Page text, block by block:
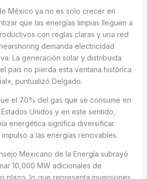
México ya no es solo crecer en
que las energías limpias lleguen a
con reglas claras y una red
demanda electricidad
La generación solar y distribuida
país no pierda esta ventana histórica
puntualizó Delgado.
el 70% del gas que se consume en
Unidos y en este sentido,
energética significa diversificar
a las energías renovables.
Mexicano de la Energía subrayó
10,000 MW adicionales de
plazo, lo que representa inversiones